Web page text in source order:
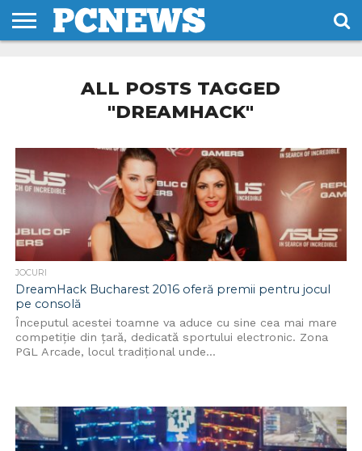
ALL POSTS TAGGED
"DREAMHACK"
JOCURI
DreamHack Bucharest 2016 oferă premii pentru jocul
pe consolă
Începutul acestei toamne va aduce cu sine cea mai mare
competiție din țară, dedicată sportului electronic. Zona
PGL Arcade, locul tradițional unde...